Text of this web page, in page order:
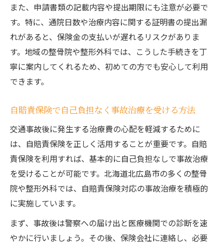
また、申請書類の記載内容や提出期限にも注意が必要で
す。特に、通院日数や治療内容に関する証明書の提出漏
れがあると、保険金の支払いが遅れるリスクがありま
す。地域の整骨院や整形外科では、こうした手続きを丁
寧に案内してくれるため、初めての方でも安心して利用
できます。
自賠責保険で自己負担なく事故治療を受ける方法
交通事故後に発生する治療費の心配を軽減するために
は、自賠責保険を正しく活用することが重要です。自賠
責保険を利用すれば、基本的に自己負担なしで事故治療
を受けることが可能です。北海道北広島市の多くの整骨
院や整形外科では、自賠責保険対応の事故治療を積極的
に実施しています。
まず、事故後は警察への届け出と医療機関での診断を速
やかに行いましょう。その後、保険会社に連絡し、必要